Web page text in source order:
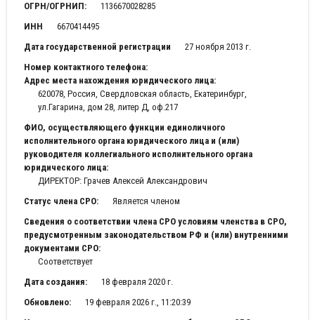
ОГРН/ОГРНИП:
1136670028285
ИНН
6670414495
Дата государственной регистрации
27 ноября 2013 г.
Номер контактного телефона:
Адрес места нахождения юридического лица:
620078, Россия, Свердловская область, Екатеринбург,
ул.Гагарина, дом 28, литер Д, оф.217
ФИО, осуществляющего функции единоличного
исполнительного органа юридического лица и (или)
руководителя коллегиального исполнительного органа
юридического лица:
ДИРЕКТОР: Грачев Алексей Александрович
Статус члена СРО:
Является членом
Сведения о соответствии члена СРО условиям членства в СРО,
предусмотренным законодательством РФ и (или) внутренними
документами СРО:
Соответствует
Дата создания:
18 февраля 2020 г.
Обновлено:
19 февраля 2026 г., 11:20:39